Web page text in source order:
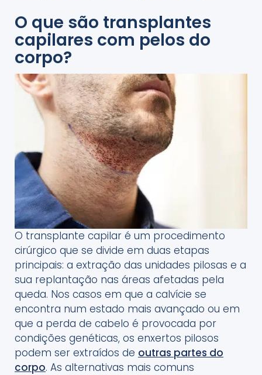
O que são transplantes
capilares com pelos do
corpo?
O transplante capilar é um procedimento
cirúrgico que se divide em duas etapas
principais: a extração das unidades pilosas e a
sua replantação nas áreas afetadas pela
queda. Nos casos em que a calvície se
encontra num estado mais avançado ou em
que a perda de cabelo é provocada por
condições genéticas, os enxertos pilosos
podem ser extraídos de outras partes do
corpo. As alternativas mais comuns